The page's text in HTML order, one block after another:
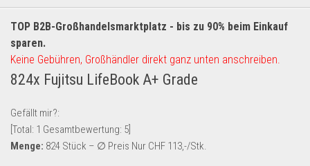
Handy und Smartphone
Kosmetik & Pflege
Lebensmittel & Getränke
Multimedia & Elektro
Münzen
TOP B2B-Großhandelsmarktplatz - bis zu 90% beim Einkauf
sparen.
Keine Gebühren, Großhändler direkt ganz unten anschreiben.
824x Fujitsu LifeBook A+ Grade
Gefällt mir?:
[Total: 1 Gesamtbewertung: 5
Menge: 824 Stück – ∅ Preis Nur CHF 113,-/Stk.